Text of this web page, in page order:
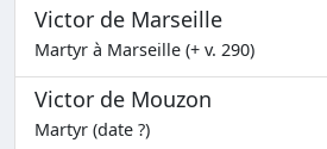
Victor de Marseille
Martyr à Marseille (+ v. 290)
Victor de Mouzon
Martyr (date ?)